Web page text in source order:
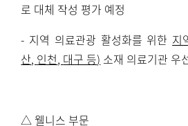
로 대체 작성 평가 예정
- 지역 의료관광 활성화를 위한 지
산, 인천, 대구 등) 소재 의료기관 우
△ 웰니스 부문